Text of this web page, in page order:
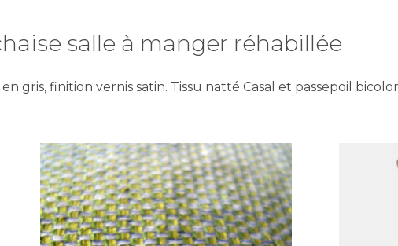
salle à manger réhabillée
gris, finition vernis satin. Tissu natté Casal et passepoil